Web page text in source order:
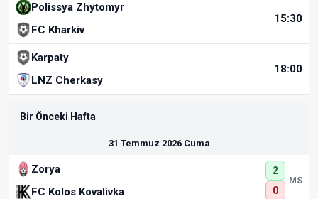
Polissya Zhytomyr
FC Kharkiv
15:30
Karpaty
LNZ Cherkasy
18:00
Bir Önceki Hafta
31 Temmuz 2026 Cuma
Zorya
FC Kolos Kovalivka
2
0
MS